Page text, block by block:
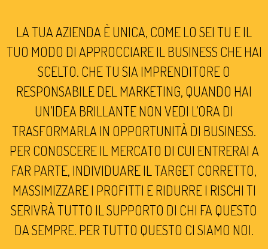
LA TUA AZIENDA È UNICA, COME LO SEI TU E IL
TUO MODO DI APPROCCIARE IL BUSINESS CHE HAI
SCELTO. CHE TU SIA IMPRENDITORE O
RESPONSABILE DEL MARKETING, QUANDO HAI
UN’IDEA BRILLANTE NON VEDI L’ORA DI
TRASFORMARLA IN OPPORTUNITÀ DI BUSINESS.
PER CONOSCERE IL MERCATO DI CUI ENTRERAI A
FAR PARTE, INDIVIDUARE IL TARGET CORRETTO,
MASSIMIZZARE I PROFITTI E RIDURRE I RISCHI TI
SERIVRÀ TUTTO IL SUPPORTO DI CHI FA QUESTO
DA SEMPRE. PER TUTTO QUESTO CI SIAMO NOI.